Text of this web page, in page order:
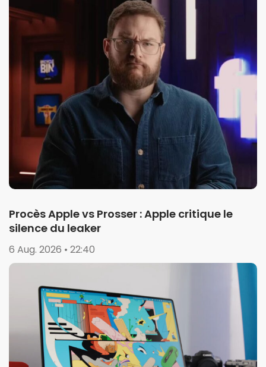
Procès Apple vs Prosser : Apple critique le
silence du leaker
6 Aug. 2026 • 22:40